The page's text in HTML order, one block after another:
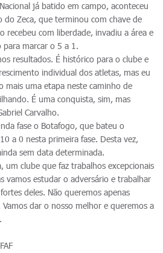
já batido em campo, aconteceu
do Zeca, que terminou com chave de
recebeu com liberdade, invadiu a área e
marcar o 5 a 1.
resultados. É histórico para o clube e
individual dos atletas, mas eu
mais uma etapa neste caminho de
É uma conquista, sim, mas
Carvalho.
fase o Botafogo, que bateu o
a 0 nesta primeira fase. Desta vez,
sem data determinada.
um clube que faz trabalhos excepcionais
vamos estudar o adversário e trabalhar
deles. Não queremos apenas
dar o nosso melhor e queremos a